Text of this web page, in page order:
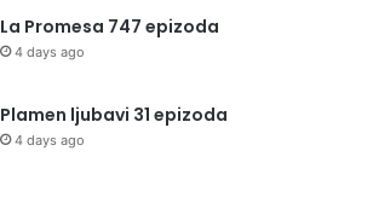
La Promesa 747 epizoda
4 days ago
Plamen ljubavi 31 epizoda
4 days ago